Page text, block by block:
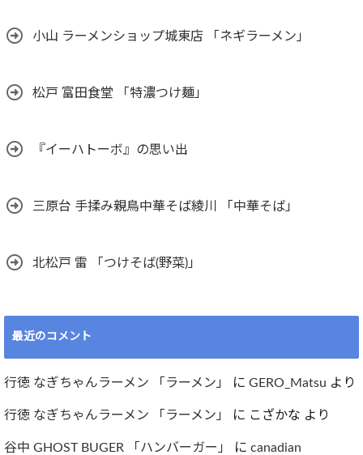
小山 ラーメンショップ城東店 「ネギラーメン」
松戸 富田食堂 「特濃つけ麺」
『イーハトーボ』の思い出
三原台 手揉み親鳥中華そば綾川 「中華そば」
北松戸 雷 「つけそば(野菜)」
最近のコメント
行徳 なぎちゃんラーメン 「ラーメン」 に GERO_Matsu より
行徳 なぎちゃんラーメン 「ラーメン」 に こざかな より
谷中 GHOST BUGER 「ハンバーガー」 に canadian